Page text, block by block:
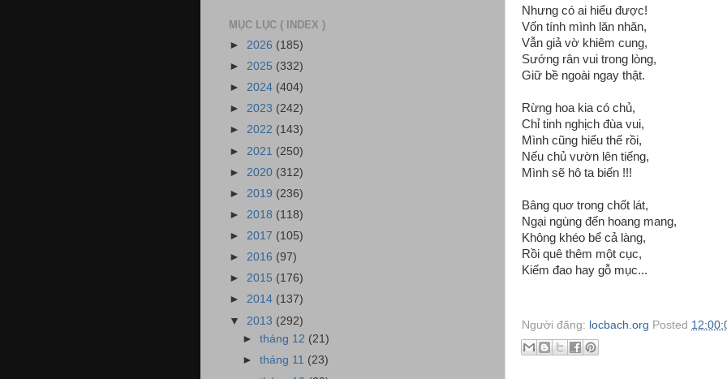
Nhưng có ai hiểu được!
Vốn tính mình lăn nhăn,
Vẫn giả vờ khiêm cung,
Sướng rân vui trong lòng,
Giữ bề ngoài ngay thật.
Rừng hoa kia có chủ,
Chỉ tinh nghịch đùa vui,
Mình cũng hiểu thế rồi,
Nếu chủ vườn lên tiếng,
Mình sẽ hô ta biến !!!
Bâng quơ trong chốt lát,
Ngại ngùng đến hoang mang,
Không khéo bể cả làng,
Rồi quê thêm một cục,
Kiếm đao hay gỗ mục...
Người đăng: locbach.org Posted
MỤC LỤC ( INDEX )
► 2026 (185)
► 2025 (332)
► 2024 (404)
► 2023 (242)
► 2022 (143)
► 2021 (250)
► 2020 (312)
► 2019 (236)
► 2018 (118)
► 2017 (105)
► 2016 (97)
► 2015 (176)
► 2014 (137)
▼ 2013 (292)
►tháng 12 (21)
►tháng 11 (23)